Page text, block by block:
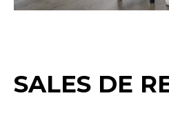
SALES DE